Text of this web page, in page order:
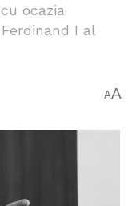
ocazia
I al
AA